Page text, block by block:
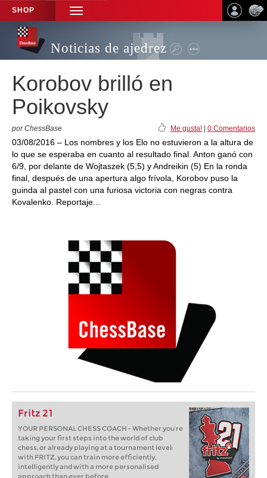
SHOP
TOGGLE
NAVIGATION
Noticias de ajedrez
Korobov brilló en
Poikovsky
por ChessBase Me gusta! 0 Comentarios
03/08/2016 – Los nombres y los Elo no estuvieron a la altura de
lo que se esperaba en cuanto al resultado final. Anton ganó con
6/9, por delante de Wojtaszek (5,5) y Andreikin (5) En la ronda
final, después de una apertura algo frívola, Korobov puso la
guinda al pastel con una furiosa victoria con negras contra
Kovalenko. Reportaje...
Fritz 21
YOUR PERSONAL CHESS COACH - Whether you’re
taking your first steps into the world of club
chess, or already playing at a tournament level:
with FRITZ, you can train more efficiently,
intelligently and with a more personalised
approach than ever before.